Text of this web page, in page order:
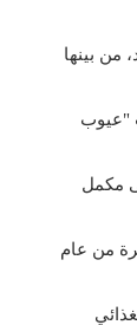
من بينها
بتشوهات "عيوب
مكمل
الفترة من عام